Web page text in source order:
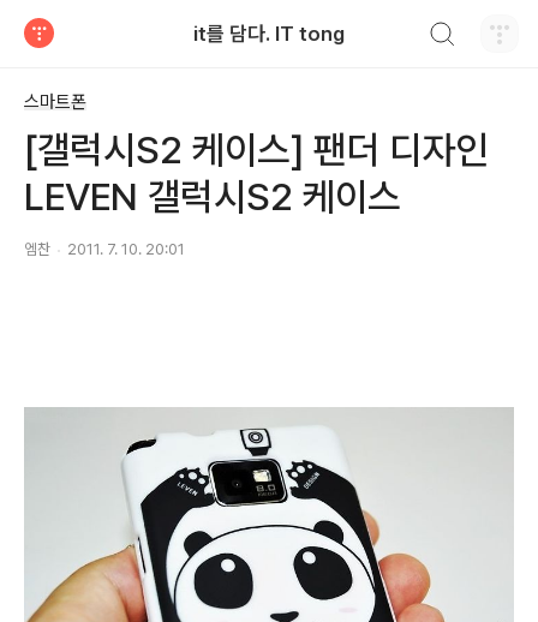
it를 담다. IT tong
스마트폰
[갤럭시S2 케이스] 팬더 디자인
LEVEN 갤럭시S2 케이스
엠찬 2011. 7. 10. 20:01